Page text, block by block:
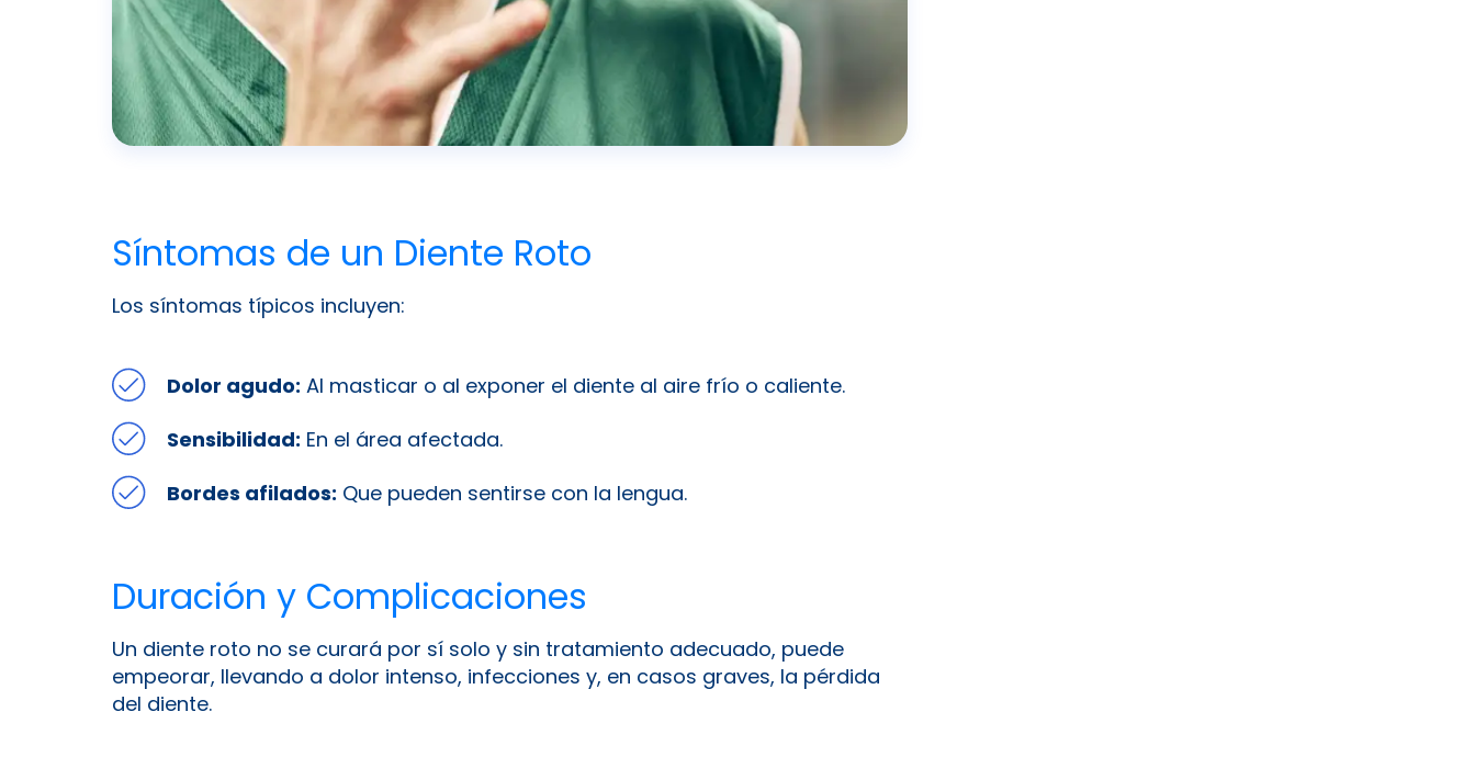
Síntomas de un Diente Roto
Los síntomas típicos incluyen:
Dolor agudo: Al masticar o al exponer el diente al aire frío o caliente.
Sensibilidad: En el área afectada.
Bordes afilados: Que pueden sentirse con la lengua.
Duración y Complicaciones
Un diente roto no se curará por sí solo y sin tratamiento adecuado, puede
empeorar, llevando a dolor intenso, infecciones y, en casos graves, la pérdida
del diente.